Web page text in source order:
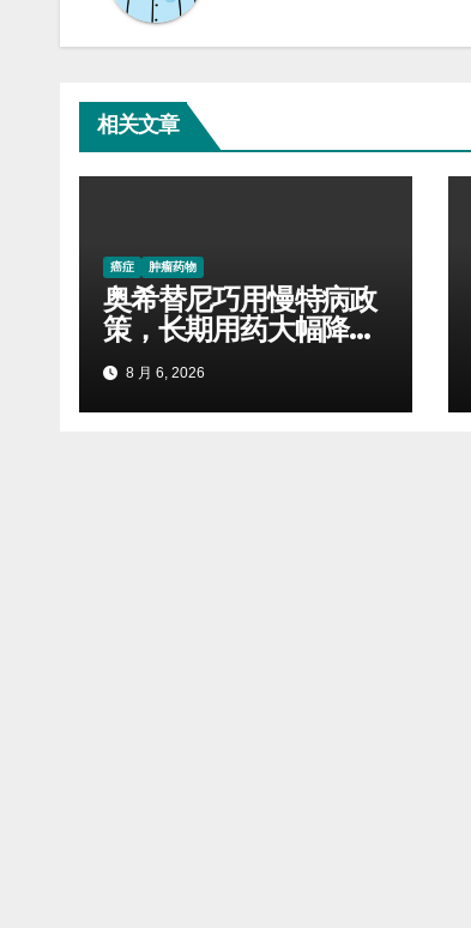
相关文章
癌症 肿瘤药物
奥希替尼巧用慢特病政
策，长期用药大幅降低
自付开支
8 月 6, 2026